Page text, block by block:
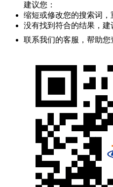
建议您：
缩短或修改您的搜索词，
没有找到符合的结果，建
联系我们的客服，帮助